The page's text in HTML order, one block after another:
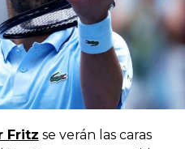
Fritz se verán las caras